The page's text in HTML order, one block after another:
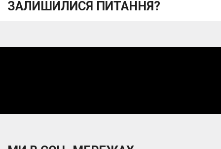
ЗАЛИШИЛИСЯ ПИТАННЯ?